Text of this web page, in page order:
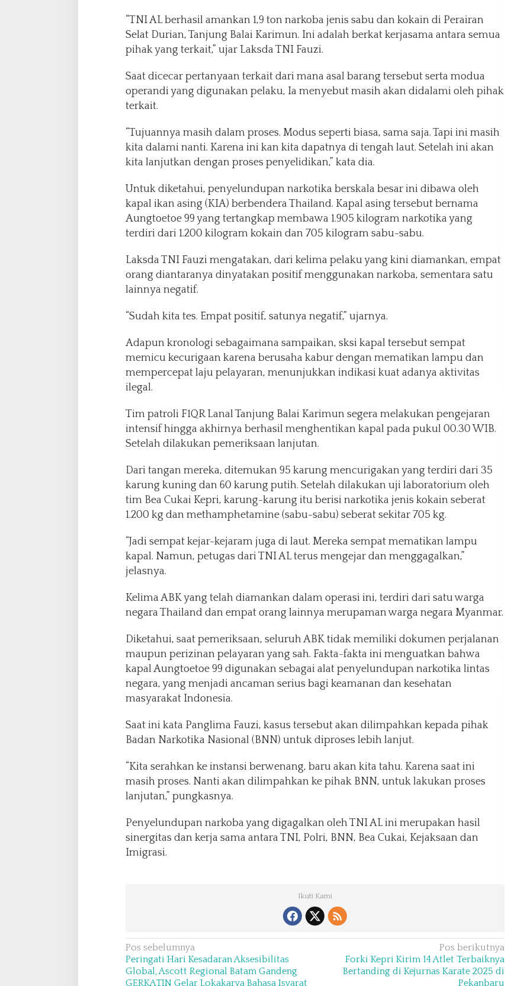
,
5
T
r
u
n
d
S
e
l
a
t
u
r
i
a
K
p
l
a
n
R
i
a
“TNI AL berhasil amankan 1,9 ton narkoba jenis sabu dan kokain di Perairan
Selat Durian, Tanjung Balai Karimun. Ini adalah berkat kerjasama antara semua
pihak yang terkait,” ujar Laksda TNI Fauzi.
Saat dicecar pertanyaan terkait dari mana asal barang tersebut serta modua
operandi yang digunakan pelaku, Ia menyebut masih akan didalami oleh pihak
terkait.
“Tujuannya masih dalam proses. Modus seperti biasa, sama saja. Tapi ini masih
kita dalami nanti. Karena ini kan kita dapatnya di tengah laut. Setelah ini akan
kita lanjutkan dengan proses penyelidikan,” kata dia.
Untuk diketahui, penyelundupan narkotika berskala besar ini dibawa oleh
kapal ikan asing (KIA) berbendera Thailand. Kapal asing tersebut bernama
Aungtoetoe 99 yang tertangkap membawa 1.905 kilogram narkotika yang
terdiri dari 1.200 kilogram kokain dan 705 kilogram sabu-sabu.
Laksda TNI Fauzi mengatakan, dari kelima pelaku yang kini diamankan, empat
orang diantaranya dinyatakan positif menggunakan narkoba, sementara satu
lainnya negatif.
“Sudah kita tes. Empat positif, satunya negatif,” ujarnya.
Adapun kronologi sebagaimana sampaikan, sksi kapal tersebut sempat
memicu kecurigaan karena berusaha kabur dengan mematikan lampu dan
mempercepat laju pelayaran, menunjukkan indikasi kuat adanya aktivitas
ilegal.
Tim patroli F1QR Lanal Tanjung Balai Karimun segera melakukan pengejaran
intensif hingga akhirnya berhasil menghentikan kapal pada pukul 00.30 WIB.
Setelah dilakukan pemeriksaan lanjutan.
Dari tangan mereka, ditemukan 95 karung mencurigakan yang terdiri dari 35
karung kuning dan 60 karung putih. Setelah dilakukan uji laboratorium oleh
tim Bea Cukai Kepri, karung-karung itu berisi narkotika jenis kokain seberat
1.200 kg dan methamphetamine (sabu-sabu) seberat sekitar 705 kg.
“Jadi sempat kejar-kejaram juga di laut. Mereka sempat mematikan lampu
kapal. Namun, petugas dari TNI AL terus mengejar dan menggagalkan,”
jelasnya.
Kelima ABK yang telah diamankan dalam operasi ini, terdiri dari satu warga
negara Thailand dan empat orang lainnya merupaman warga negara Myanmar.
Diketahui, saat pemeriksaan, seluruh ABK tidak memiliki dokumen perjalanan
maupun perizinan pelayaran yang sah. Fakta-fakta ini menguatkan bahwa
kapal Aungtoetoe 99 digunakan sebagai alat penyelundupan narkotika lintas
negara, yang menjadi ancaman serius bagi keamanan dan kesehatan
masyarakat Indonesia.
Saat ini kata Panglima Fauzi, kasus tersebut akan dilimpahkan kepada pihak
Badan Narkotika Nasional (BNN) untuk diproses lebih lanjut.
“Kita serahkan ke instansi berwenang, baru akan kita tahu. Karena saat ini
masih proses. Nanti akan dilimpahkan ke pihak BNN, untuk lakukan proses
lanjutan,” pungkasnya.
Penyelundupan narkoba yang digagalkan oleh TNI AL ini merupakan hasil
sinergitas dan kerja sama antara TNI, Polri, BNN, Bea Cukai, Kejaksaan dan
Imigrasi.
Ikuti Kami
N
a
Pos sebelumnya
Peringati Hari Kesadaran Aksesibilitas
Global, Ascott Regional Batam Gandeng
GERKATIN Gelar Lokakarya Bahasa Isyarat
Pos berikutnya
Forki Kepri Kirim 14 Atlet Terbaiknya
Bertanding di Kejurnas Karate 2025 di
Pekanbaru